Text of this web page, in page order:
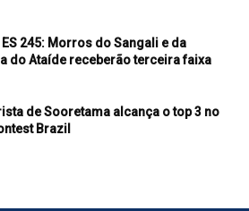
ES 245: Morros do Sangali e da
do Ataíde receberão terceira faixa
de Sooretama alcança o top 3 no
Brazil